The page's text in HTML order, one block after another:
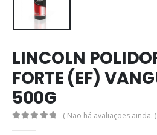
LINCOLN
FORTE (EF)
500G
( Não há avaliações ainda. )